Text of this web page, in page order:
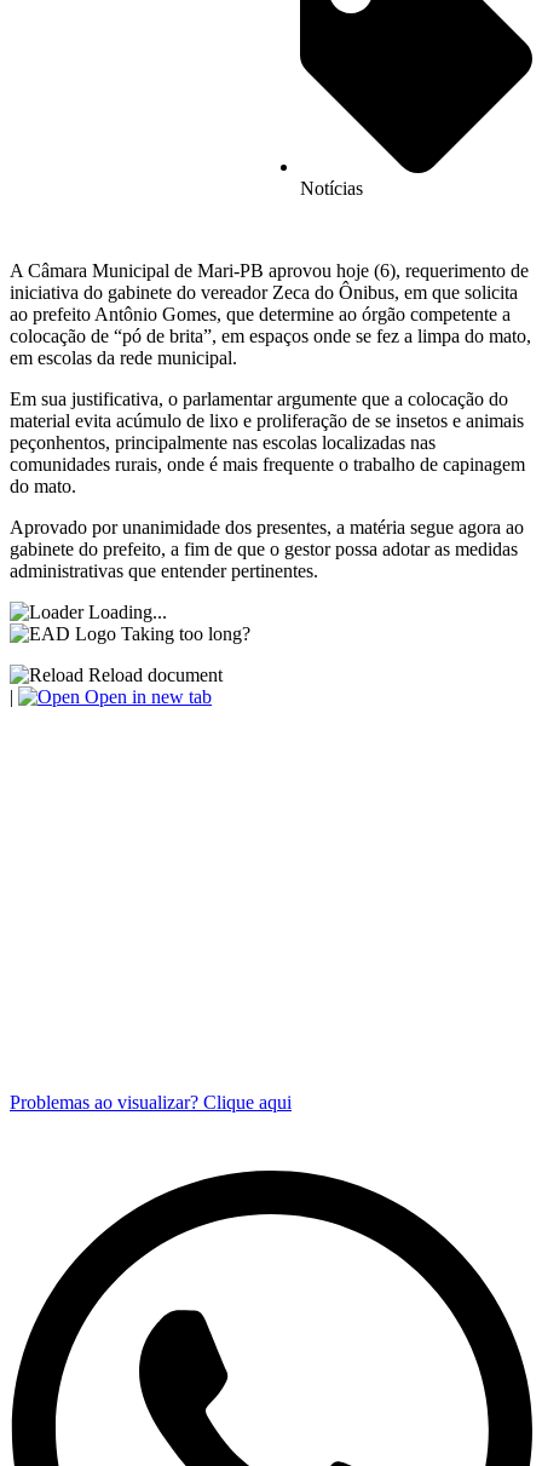
Notícias
A Câmara Municipal de Mari-PB aprovou hoje (6), requerimento de
iniciativa do gabinete do vereador Zeca do Ônibus, em que solicita
ao prefeito Antônio Gomes, que determine ao órgão competente a
colocação de “pó de brita”, em espaços onde se fez a limpa do mato,
em escolas da rede municipal.
Em sua justificativa, o parlamentar argumente que a colocação do
material evita acúmulo de lixo e proliferação de se insetos e animais
peçonhentos, principalmente nas escolas localizadas nas
comunidades rurais, onde é mais frequente o trabalho de capinagem
do mato.
Aprovado por unanimidade dos presentes, a matéria segue agora ao
gabinete do prefeito, a fim de que o gestor possa adotar as medidas
administrativas que entender pertinentes.
Loading...
Taking too long?
Reload document
|
Open in new tab
Problemas ao visualizar? Clique aqui